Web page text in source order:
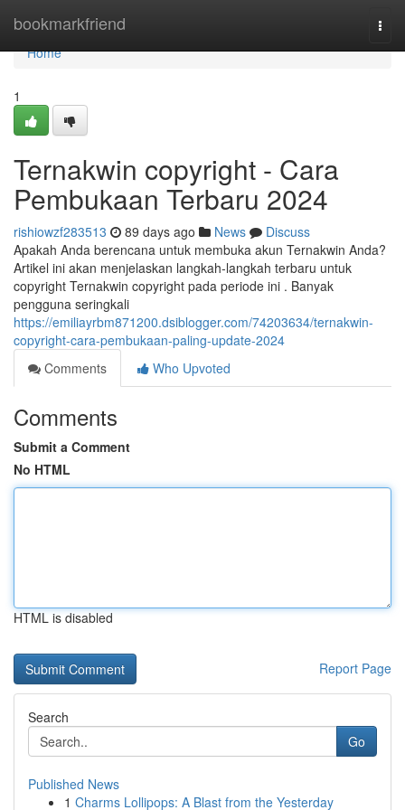
bookmarkfriend
Home
Home
1
Ternakwin copyright - Cara
Pembukaan Terbaru 2024
rishiowzf283513 89 days ago News
Discuss
Apakah Anda berencana untuk membuka akun Ternakwin Anda?
Artikel ini akan menjelaskan langkah-langkah terbaru untuk
copyright Ternakwin copyright pada periode ini . Banyak
pengguna seringkali
https://emiliayrbm871200.dsiblogger.com/74203634/ternakwin-
copyright-cara-pembukaan-paling-update-2024
Comments
Who Upvoted
Comments
Submit a Comment
No HTML
HTML is disabled
Report Page
Search
Go
Published News
1 Charms Lollipops: A Blast from the Yesterday